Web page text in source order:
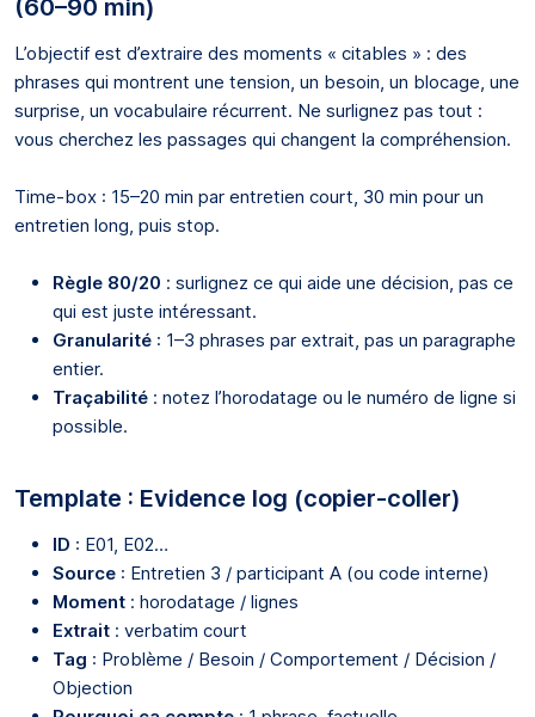
(60–90 min)
L’objectif est d’extraire des moments « citables » : des
phrases qui montrent une tension, un besoin, un blocage, une
surprise, un vocabulaire récurrent. Ne surlignez pas tout :
vous cherchez les passages qui changent la compréhension.
Time-box : 15–20 min par entretien court, 30 min pour un
entretien long, puis stop.
Règle 80/20 : surlignez ce qui aide une décision, pas ce
qui est juste intéressant.
Granularité : 1–3 phrases par extrait, pas un paragraphe
entier.
Traçabilité : notez l’horodatage ou le numéro de ligne si
possible.
Template : Evidence log (copier-coller)
ID : E01, E02…
Source : Entretien 3 / participant A (ou code interne)
Moment : horodatage / lignes
Extrait : verbatim court
Tag : Problème / Besoin / Comportement / Décision /
Objection